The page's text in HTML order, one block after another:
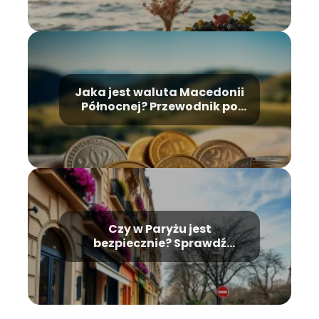
Jaka jest waluta Macedonii
Północnej? Przewodnik po
monetach
Czy w Paryżu jest
bezpiecznie? Sprawdź
najnowsze informacje!